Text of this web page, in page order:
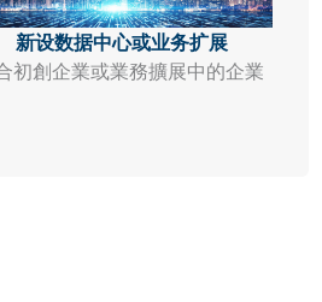
新设数据中心或业务扩展
初創企業或業務擴展中的企業